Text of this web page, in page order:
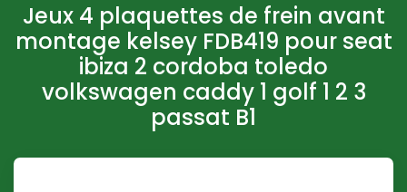
Jeux 4 plaquettes de frein avant
montage kelsey FDB419 pour seat
ibiza 2 cordoba toledo
volkswagen caddy 1 golf 1 2 3
passat B1